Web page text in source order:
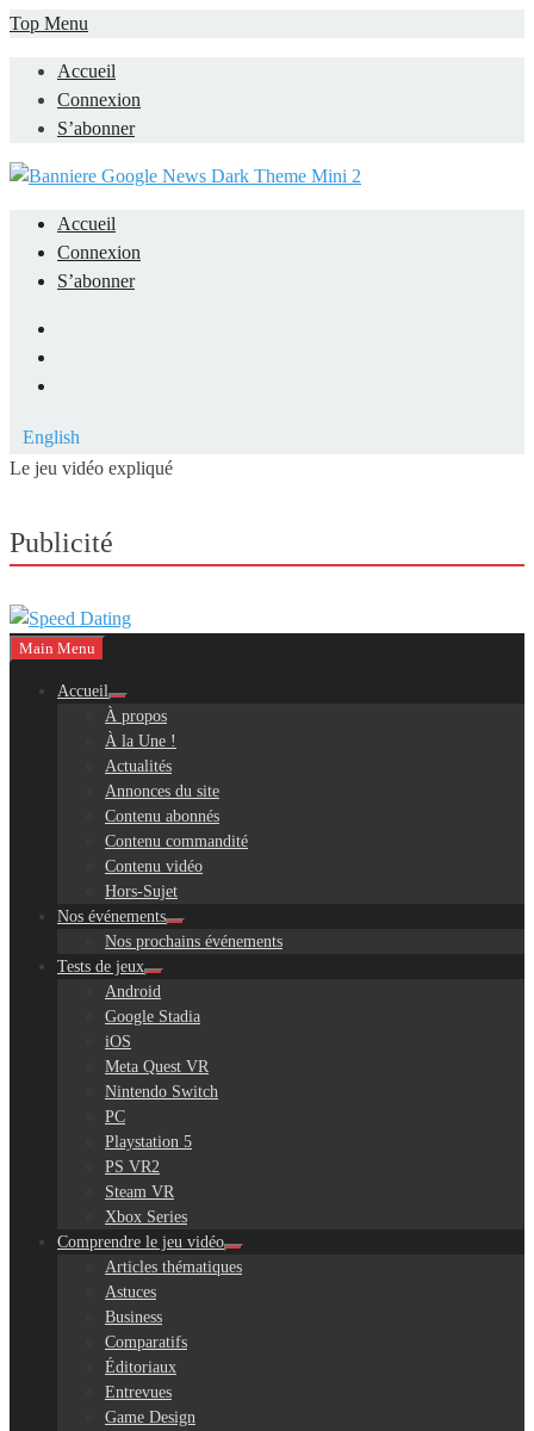
Skip
content
Top Menu
Accueil
Connexion
S’abonner
Accueil
Connexion
S’abonner
English
Le jeu vidéo expliqué
Publicité
Main Menu
Accueil
À propos
À la Une !
Actualités
Annonces du site
Contenu abonnés
Contenu commandité
Contenu vidéo
Hors-Sujet
Nos événements
Nos prochains événements
Tests de jeux
Android
Google Stadia
iOS
Meta Quest VR
Nintendo Switch
PC
Playstation 5
PS VR2
Steam VR
Xbox Series
Comprendre le jeu vidéo
Articles thématiques
Astuces
Business
Comparatifs
Éditoriaux
Entrevues
Game Design